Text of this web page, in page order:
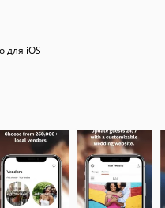
для iOS